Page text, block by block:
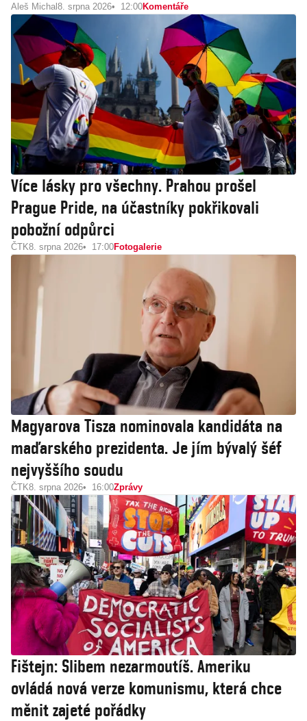
Aleš Michal 8. srpna 2026 12:00Komentáře
Více lásky pro všechny. Prahou prošel
Prague Pride, na účastníky pokřikovali
pobožní odpůrci
ČTK8. srpna 2026 17:00Fotogalerie
Magyarova Tisza nominovala kandidáta na
maďarského prezidenta. Je jím bývalý šéf
nejvyššího soudu
ČTK8. srpna 2026 16:00Zprávy
Fištejn: Slibem nezarmoutíš. Ameriku
ovládá nová verze komunismu, která chce
měnit zajeté pořádky